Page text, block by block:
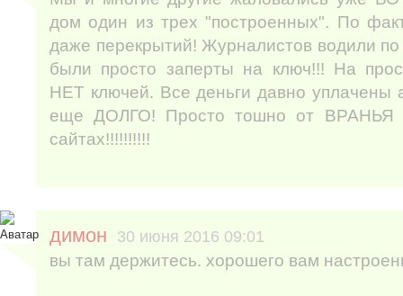
дом один из трех "построенных". По
даже перекрытий! Журналистов водили
были просто заперты на ключ!!! На
НЕТ ключей. Все деньги давно уплачены
еще ДОЛГО! Просто тошно от ВРАНЬЯ
сайтах!!!!!!!!!!
димон 30 июня 2016 09:01
вы там держитесь. хорошего вам